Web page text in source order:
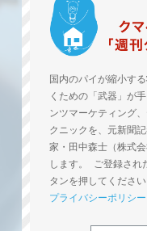
国内のパイが縮小す
くための「武器」が
ンツマーケティング
クニックを、元新聞
家・田中森士（株式
します。 ご登録され
タンを押してくださ
プライバシーポリシー